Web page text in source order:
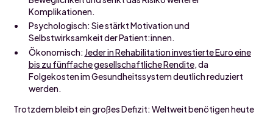
Komplikationen.
Psychologisch: Sie stärkt Motivation und
Selbstwirksamkeit der Patient:innen.
Ökonomisch: Jeder in Rehabilitation investierte Euro eine
bis zu fünffache gesellschaftliche Rendite, da
Folgekosten im Gesundheitssystem deutlich reduziert
werden.
Trotzdem bleibt ein großes Defizit: Weltweit benötigen heute